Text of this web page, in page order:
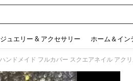
ジュエリー & アクセサリー ホーム＆イン